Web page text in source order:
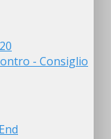
- Consiglio
End